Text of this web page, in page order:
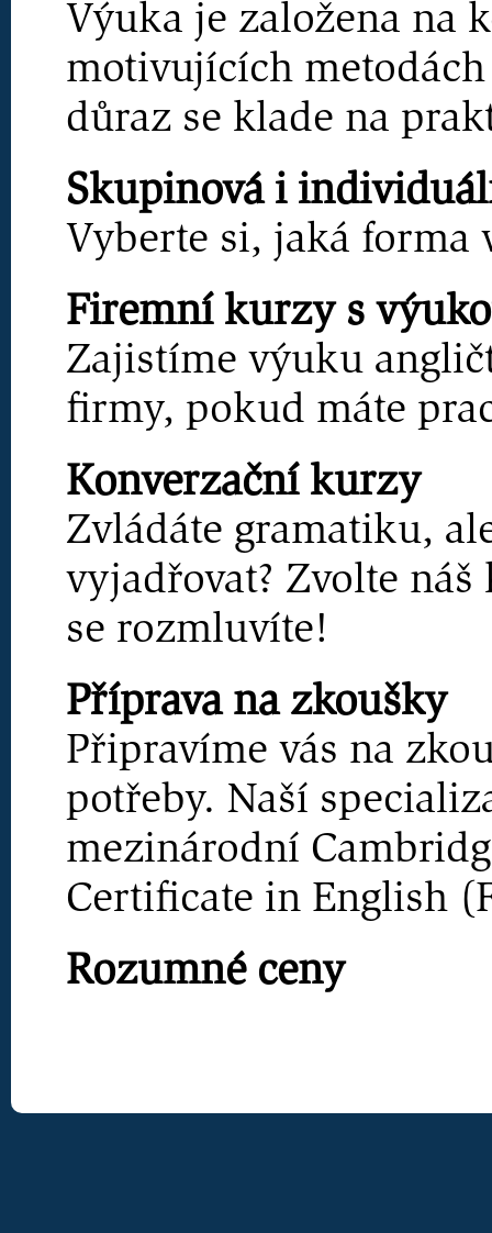
Výuka je založena na
motivujících
důraz se klade na
Skupinová i
Vyberte si, jaká forma
Firemní kurzy s
Zajistíme výuku
firmy, pokud máte
Konverzační kurzy
Zvládáte gramatiku,
vyjadřovat? Zvolte
se rozmluvíte!
Příprava na zkoušky
Připravíme vás na
potřeby. Naší
mezinárodní
Certificate in English
Rozumné ceny